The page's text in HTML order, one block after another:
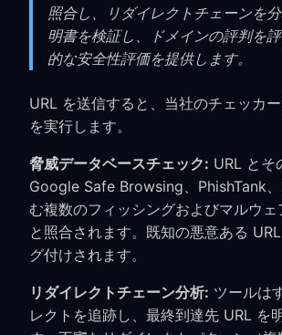
照合し、リダイレクトチェーンを
明書を検証し、ドメインの評判を
的な安全性評価を提供します。
URL を送信すると、当社のチェッカ
を実行します。
脅威データベースチェック: URL とそ
Google Safe Browsing、PhishTank
む複数のフィッシングおよびマルウェ
と照合されます。既知の悪意ある
グ付けされます。
リダイレクトチェーン分析: ツールは
レクトを追跡し、最終到達先 URL を